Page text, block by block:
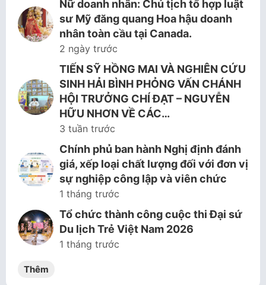
Nữ doanh nhân: Chủ tịch tổ hợp luật
sư Mỹ đăng quang Hoa hậu doanh
nhân toàn cầu tại Canada.
2 ngày trước
TIẾN SỸ HỒNG MAI VÀ NGHIÊN CỨU
SINH HẢI BÌNH PHỎNG VẤN CHÁNH
HỘI TRƯỞNG CHÍ ĐẠT – NGUYỄN
HỮU NHƠN VỀ CÁC…
3 tuần trước
Chính phủ ban hành Nghị định đánh
giá, xếp loại chất lượng đối với đơn vị
sự nghiệp công lập và viên chức
1 tháng trước
Tổ chức thành công cuộc thi Đại sứ
Du lịch Trẻ Việt Nam 2026
1 tháng trước
Thêm